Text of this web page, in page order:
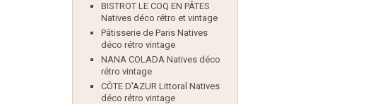
BISTROT LE COQ EN PÂTES
Natives déco rétro et vintage
Pâtisserie de Paris Natives
déco rétro vintage
NANA COLADA Natives déco
rétro vintage
CÔTE D'AZUR Littoral Natives
déco rétro vintage